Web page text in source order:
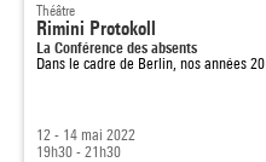
Théâtre
Rimini Protokoll
La Conférence des absents
Dans le cadre de Berlin, nos années 20
12 - 14 mai 2022
19h30 - 21h30